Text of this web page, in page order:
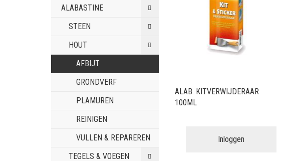
ALAB. KITVERWIJDERAAR
100ML
Inloggen
ALABASTINE
STEEN
HOUT
AFBIJT
GRONDVERF
PLAMUREN
REINIGEN
VULLEN & REPAREREN
TEGELS & VOEGEN